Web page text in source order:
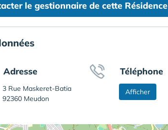
le gestionnaire de cette Résidence
Adresse
3 Rue Maskeret-Batia
92360 Meudon
Téléphone
Afficher